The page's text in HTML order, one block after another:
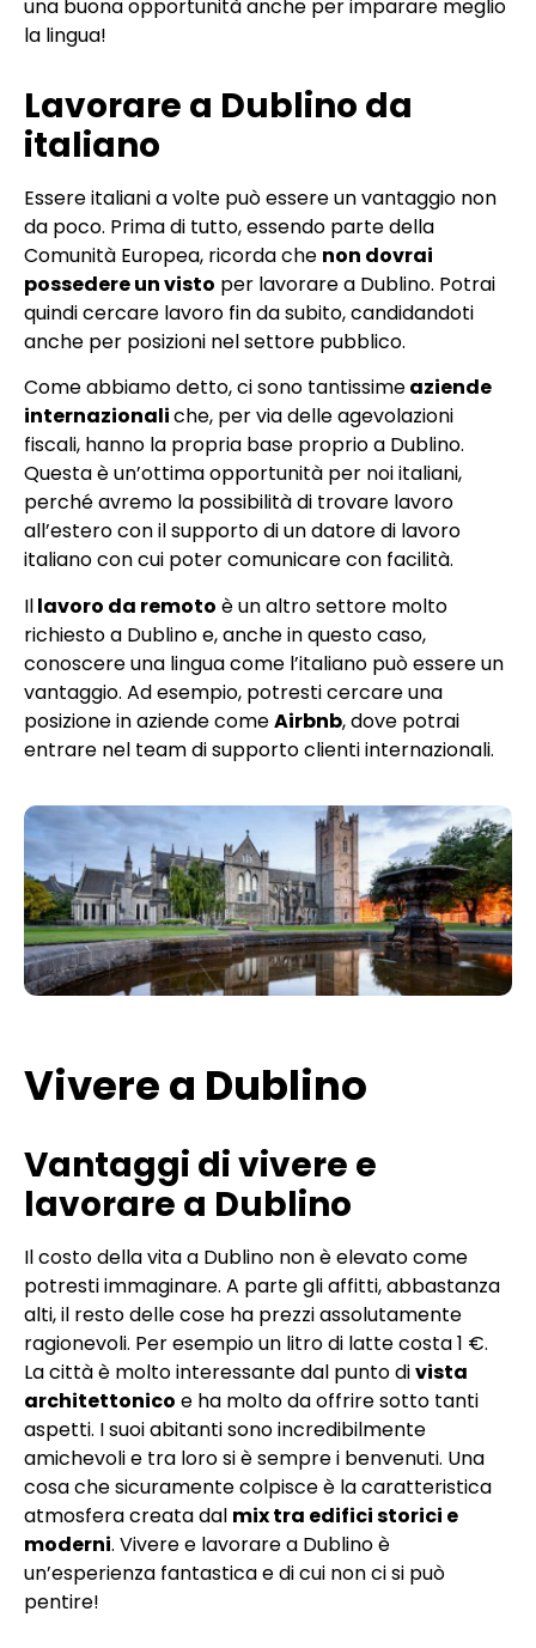
una buona opportunità anche per imparare meglio
la lingua!
Lavorare a Dublino da
italiano
Essere italiani a volte può essere un vantaggio non
da poco. Prima di tutto, essendo parte della
Comunità Europea, ricorda che non dovrai
possedere un visto per lavorare a Dublino. Potrai
quindi cercare lavoro fin da subito, candidandoti
anche per posizioni nel settore pubblico.
Come abbiamo detto, ci sono tantissimeaziende
internazionaliche, per via delle agevolazioni
fiscali, hanno la propria base proprio a Dublino.
Questa è un’ottima opportunità per noi italiani,
perché avremo la possibilità di trovare lavoro
all’estero con il supporto di un datore di lavoro
italiano con cui poter comunicare con facilità.
Illavoro da remoto è un altro settore molto
richiesto a Dublino e, anche in questo caso,
conoscere una lingua come l’italiano può essere un
vantaggio. Ad esempio, potresti cercare una
posizione in aziende comeAirbnb, dove potrai
entrare nel team di supporto clienti internazionali.
Vivere a Dublino
Vantaggi di vivere e
lavorare a Dublino
Il costo della vita a Dublino non è elevato come
potresti immaginare. A parte gli affitti, abbastanza
alti, il resto delle cose ha prezzi assolutamente
ragionevoli. Per esempio un litro di latte costa 1 €.
La città è molto interessante dal punto divista
architettonico e ha molto da offrire sotto tanti
aspetti. I suoi abitanti sono incredibilmente
amichevoli e tra loro si è sempre i benvenuti. Una
cosa che sicuramente colpisce è la caratteristica
atmosfera creata dal mix tra edifici storici e
moderni. Vivere e lavorare a Dublino è
un’esperienza fantastica e di cui non ci si può
pentire!